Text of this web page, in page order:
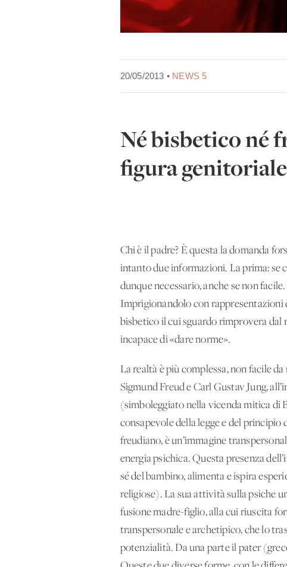
20/05/2013 • NEWS 5
Né bisbetico né
figura
Chi è il padre? È questa la domanda
intanto due informazioni. La prima: se
dunque necessario, anche se non
Imprigionandolo con rappresentazioni
bisbetico il cui sguardo rimprovera
incapace di «dare norme».
La realtà è più complessa, non facile
Sigmund Freud e Carl Gustav Jung,
(simboleggiato nella vicenda mitica di
consapevole della legge e del principio
freudiano, è un’immagine
energia psichica. Questa presenza
sé del bambino, alimenta e ispira
religiose). La sua attività sulla psiche
fusione madre-figlio, alla cui riuscita
transpersonale e archetipico, che lo
potenzialità. Da una parte il pater